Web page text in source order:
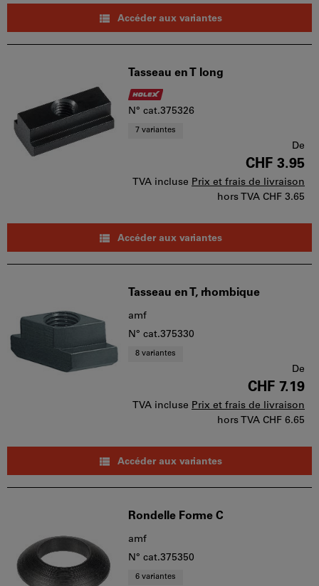
Accéder aux variantes
Tasseau en T long
N° cat.375326
7 variantes
De
CHF 3.95
TVA incluse Prix et frais de livraison
hors TVA CHF 3.65
Accéder aux variantes
Tasseau en T, rhombique
amf
N° cat.375330
8 variantes
De
CHF 7.19
TVA incluse Prix et frais de livraison
hors TVA CHF 6.65
Accéder aux variantes
Rondelle Forme C
amf
N° cat.375350
6 variantes